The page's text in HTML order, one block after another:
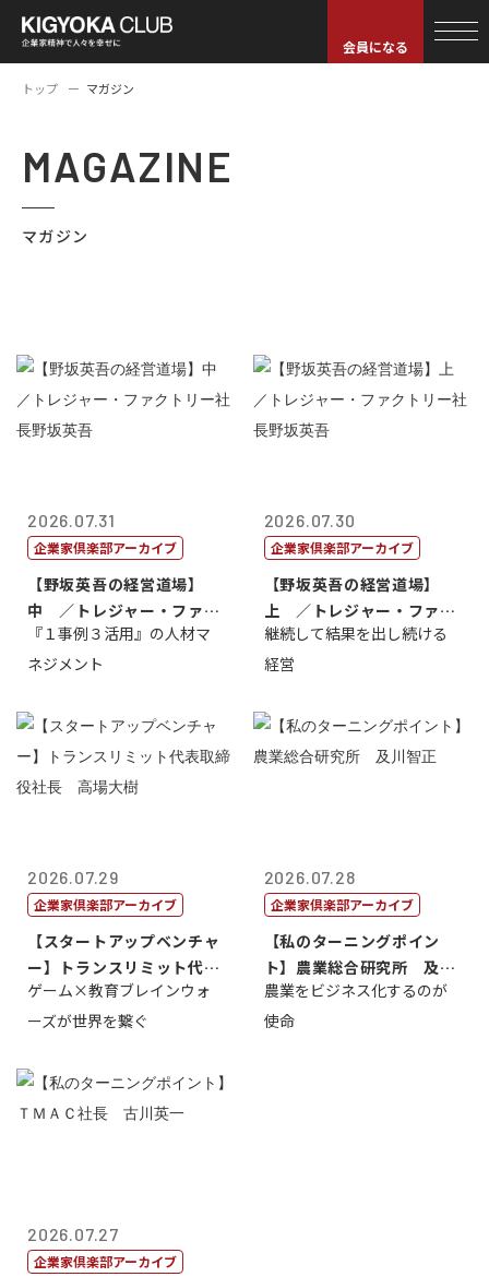
会員になる
トップ マガジン
MAGAZINE
マガジン
2026.07.31
企業家倶楽部アーカイブ
【野坂英吾の経営道場】
中 ／トレジャー・ファク
トリー社長野坂...
『１事例３活用』の人材マ
ネジメント
2026.07.30
企業家倶楽部アーカイブ
【野坂英吾の経営道場】
上 ／トレジャー・ファク
トリー社長野坂...
継続して結果を出し続ける
経営
2026.07.29
企業家倶楽部アーカイブ
【スタートアップベンチャ
ー】トランスリミット代表
取締役社長 ...
ゲーム×教育ブレインウォ
ーズが世界を繋ぐ
2026.07.28
企業家倶楽部アーカイブ
【私のターニングポイン
ト】農業総合研究所 及川
智正
農業をビジネス化するのが
使命
2026.07.27
企業家倶楽部アーカイブ